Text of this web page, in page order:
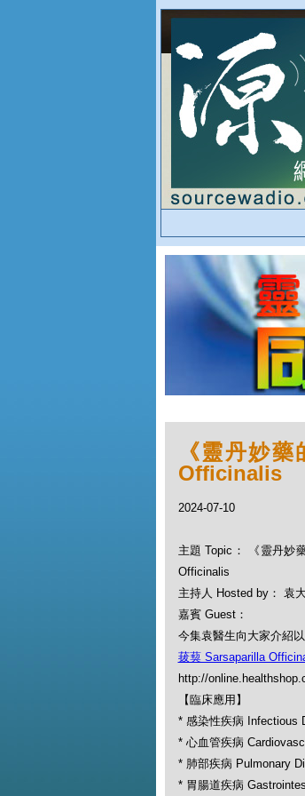
《靈丹妙
Officinalis
2024-07-10
主題 Topic： 《靈丹妙
Officinalis
主持人 Hosted by： 袁
嘉賓 Guest：
今集袁醫生向大家介紹
菝葜 Sarsaparilla
http://
【臨床應用】
* 感染性疾病 Infectious
* 心血管疾病
* 肺部疾病 Pulmonary
* 胃腸道疾病